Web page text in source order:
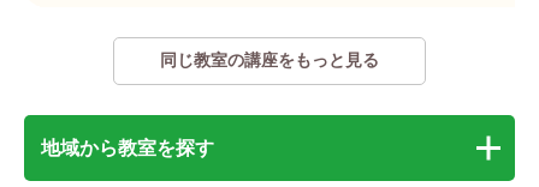
同じ教室の講座をもっと見る
地域から教室を探す